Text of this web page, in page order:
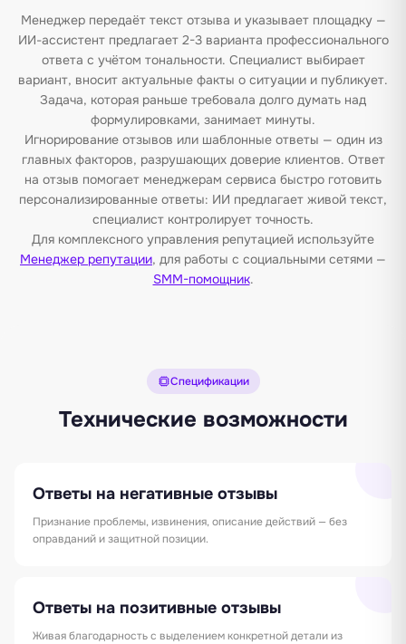
Менеджер передаёт текст отзыва и указывает площадку —
ИИ-ассистент предлагает 2-3 варианта профессионального
ответа с учётом тональности. Специалист выбирает
вариант, вносит актуальные факты о ситуации и публикует.
Задача, которая раньше требовала долго думать над
формулировками, занимает минуты.
Игнорирование отзывов или шаблонные ответы — один из
главных факторов, разрушающих доверие клиентов. Ответ
на отзыв помогает менеджерам сервиса быстро готовить
персонализированные ответы: ИИ предлагает живой текст,
специалист контролирует точность.
Для комплексного управления репутацией используйте
Менеджер репутации, для работы с социальными сетями —
SMM-помощник.
Спецификации
Технические возможности
Ответы на негативные отзывы
Признание проблемы, извинения, описание действий — без
оправданий и защитной позиции.
Ответы на позитивные отзывы
Живая благодарность с выделением конкретной детали из